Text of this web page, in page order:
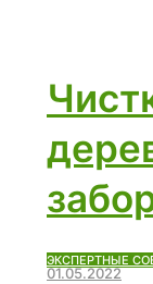
ЭКСПЕРТНЫЕ
01.05.2022